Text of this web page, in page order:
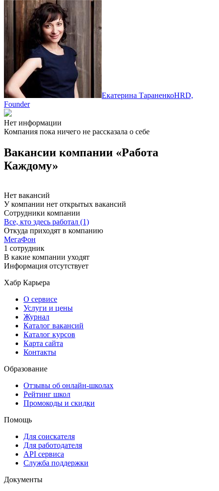
Екатерина ТараненкоHRD,
Founder
Нет информации
Компания пока ничего не рассказала о себе
Вакансии компании «Работа
Каждому»
Нет вакансий
У компании нет открытых вакансий
Сотрудники компании
Все, кто здесь работал (1)
Откуда приходят в компанию
МегаФон
1 сотрудник
В какие компании уходят
Информация отсутствует
Хабр Карьера
О сервисе
Услуги и цены
Журнал
Каталог вакансий
Каталог курсов
Карта сайта
Контакты
Образование
Отзывы об онлайн-школах
Рейтинг школ
Промокоды и скидки
Помощь
Для соискателя
Для работодателя
API сервиса
Служба поддержки
Документы